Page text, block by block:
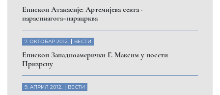
Eпископ Атанасије: Артемијева секта -
парасинагога=парацрква
7. ОКТОБАР 2012. ВЕСТИ
Eпископ Западноамерички Г. Максим у посети
Призрену
9. АПРИЛ 2012. ВЕСТИ